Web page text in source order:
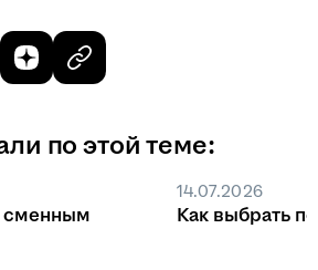
по этой теме:
сменным
14.07.2026
Как выбрать